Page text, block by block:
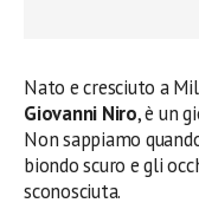
Nato e cresciuto a
Giovanni Niro, è un
Non sappiamo
biondo scuro e gli
sconosciuta.